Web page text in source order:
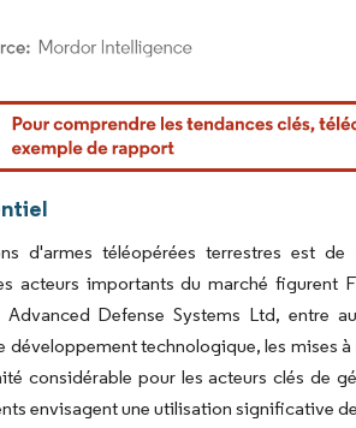
réutilisation nécessite une attribution sous CC BY 4.0.
d'armes téléopérées terrestres est
acteurs importants du marché figurent
Defense Systems Ltd, entre
développement technologique, les mises
considérable pour les acteurs clés de
envisagent une utilisation significative